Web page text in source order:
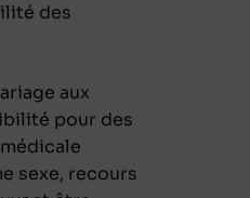
des
aux
pour des
sexe, recours